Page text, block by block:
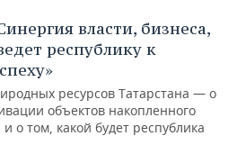
власти, бизнеса,
республику к
ресурсов Татарстана — о
объектов накопленного
о том, какой будет республика